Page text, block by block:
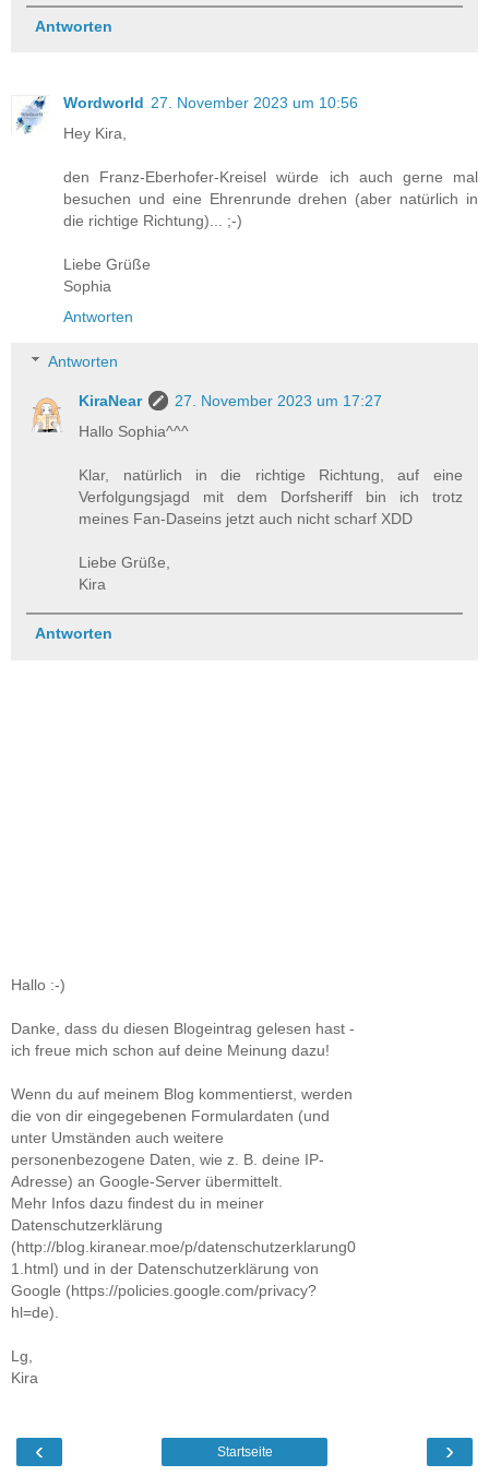
Antworten
Wordworld 27. November 2023 um 10:56
Hey Kira,
den Franz-Eberhofer-Kreisel würde ich auch gerne mal
besuchen und eine Ehrenrunde drehen (aber natürlich in
die richtige Richtung)... ;-)
Liebe Grüße
Sophia
Antworten
Antworten
KiraNear
27. November 2023 um 17:27
Hallo Sophia^^^
Klar, natürlich in die richtige Richtung, auf eine
Verfolgungsjagd mit dem Dorfsheriff bin ich trotz
meines Fan-Daseins jetzt auch nicht scharf XDD
Liebe Grüße,
Kira
Antworten
Hallo :-)
Danke, dass du diesen Blogeintrag gelesen hast -
ich freue mich schon auf deine Meinung dazu!
Wenn du auf meinem Blog kommentierst, werden
die von dir eingegebenen Formulardaten (und
unter Umständen auch weitere
personenbezogene Daten, wie z. B. deine IP-
Adresse) an Google-Server übermittelt.
Mehr Infos dazu findest du in meiner
Datenschutzerklärung
(http://blog.kiranear.moe/p/datenschutzerklarung0
1.html) und in der Datenschutzerklärung von
Google (https://policies.google.com/privacy?
hl=de).
Lg,
Kira
‹ ›
Startseite